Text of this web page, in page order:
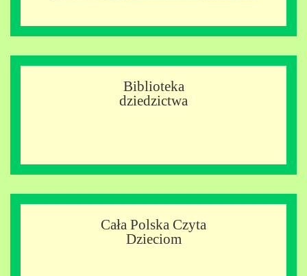
Biblioteka
dziedzictwa
Cała Polska Czyta
Dzieciom